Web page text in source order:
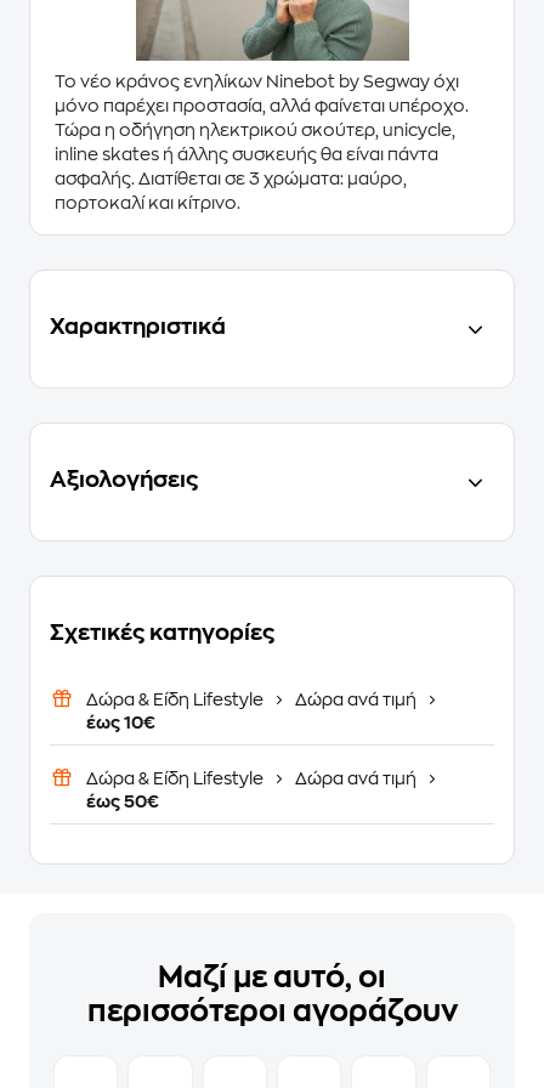
Το νέο κράνος ενηλίκων Ninebot by Segway όχι
μόνο παρέχει προστασία, αλλά φαίνεται υπέροχο.
Τώρα η οδήγηση ηλεκτρικού σκούτερ, unicycle,
inline skates ή άλλης συσκευής θα είναι πάντα
ασφαλής. Διατίθεται σε 3 χρώματα: μαύρο,
πορτοκαλί και κίτρινο.
Χαρακτηριστικά
Αξιολογήσεις
Σχετικές κατηγορίες
Δώρα & Είδη Lifestyle
Δώρα ανά τιμή
έως 10€
Δώρα & Είδη Lifestyle
Δώρα ανά τιμή
έως 50€
Μαζί με αυτό, οι
περισσότεροι αγοράζουν